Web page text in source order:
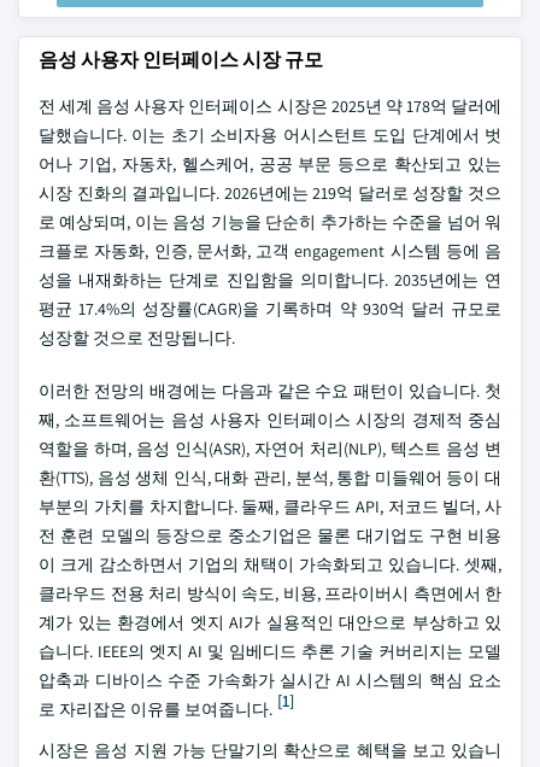
음성 사용자 인터페이스 시장 규모
전 세계 음성 사용자 인터페이스 시장은 2025년 약 178억 달러에
달했습니다. 이는 초기 소비자용 어시스턴트 도입 단계에서 벗
어나 기업, 자동차, 헬스케어, 공공 부문 등으로 확산되고 있는
시장 진화의 결과입니다. 2026년에는 219억 달러로 성장할 것으
로 예상되며, 이는 음성 기능을 단순히 추가하는 수준을 넘어 워
크플로 자동화, 인증, 문서화, 고객 engagement 시스템 등에 음
성을 내재화하는 단계로 진입함을 의미합니다. 2035년에는 연
평균 17.4%의 성장률(CAGR)을 기록하며 약 930억 달러 규모로
성장할 것으로 전망됩니다.
이러한 전망의 배경에는 다음과 같은 수요 패턴이 있습니다. 첫
째, 소프트웨어는 음성 사용자 인터페이스 시장의 경제적 중심
역할을 하며, 음성 인식(ASR), 자연어 처리(NLP), 텍스트 음성 변
환(TTS), 음성 생체 인식, 대화 관리, 분석, 통합 미들웨어 등이 대
부분의 가치를 차지합니다. 둘째, 클라우드 API, 저코드 빌더, 사
전 훈련 모델의 등장으로 중소기업은 물론 대기업도 구현 비용
이 크게 감소하면서 기업의 채택이 가속화되고 있습니다. 셋째,
클라우드 전용 처리 방식이 속도, 비용, 프라이버시 측면에서 한
계가 있는 환경에서 엣지 AI가 실용적인 대안으로 부상하고 있
습니다. IEEE의 엣지 AI 및 임베디드 추론 기술 커버리지는 모델
압축과 디바이스 수준 가속화가 실시간 AI 시스템의 핵심 요소
로 자리잡은 이유를 보여줍니다. [1]
시장은 음성 지원 가능 단말기의 확산으로 혜택을 보고 있습니